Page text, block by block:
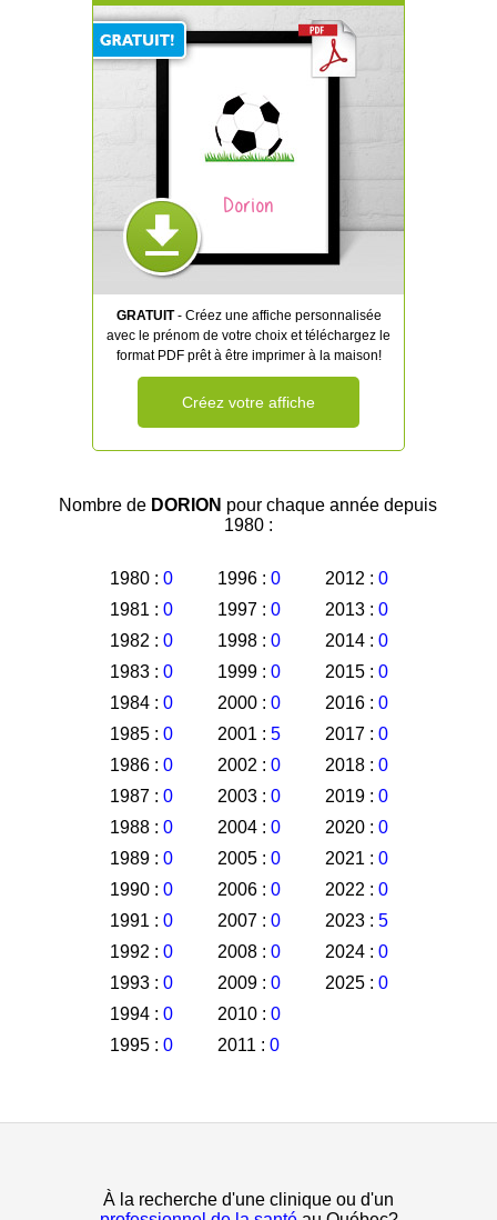
Dorion
GRATUIT- Créez une affiche personnalisée
avec le prénom de votre choix et téléchargez le
format PDF prêt à être imprimer à la maison!
Créez votre affiche
Nombre de DORION pour chaque année depuis
1980 :
1980 : 0
1981 : 0
1982 : 0
1983 : 0
1984 : 0
1985 : 0
1986 : 0
1987 : 0
1988 : 0
1989 : 0
1990 : 0
1991 : 0
1992 : 0
1993 : 0
1994 : 0
1995 : 0
1996 : 0
1997 : 0
1998 : 0
1999 : 0
2000 : 0
2001 : 5
2002 : 0
2003 : 0
2004 : 0
2005 : 0
2006 : 0
2007 : 0
2008 : 0
2009 : 0
2010 : 0
2011 : 0
2012 : 0
2013 : 0
2014 : 0
2015 : 0
2016 : 0
2017 : 0
2018 : 0
2019 : 0
2020 : 0
2021 : 0
2022 : 0
2023 : 5
2024 : 0
2025 : 0
À la recherche d'une clinique ou d'un